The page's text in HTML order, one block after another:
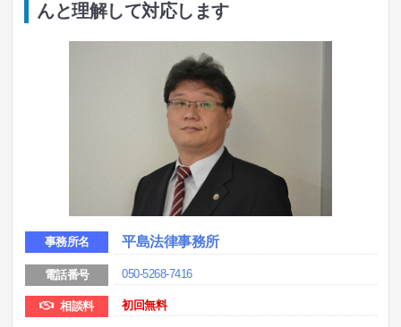
んと理解して対応します
事務所名 平島法律事務所
電話番号 050-5268-7416
相談料 初回無料